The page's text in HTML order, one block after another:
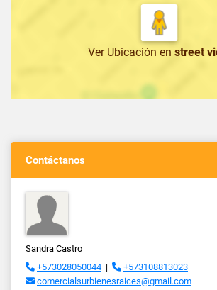
Ver Ubicación en street
Contáctanos
Sandra Castro
+573028050044 |
+573108813023
comercialsurbienesraices@gmail.com